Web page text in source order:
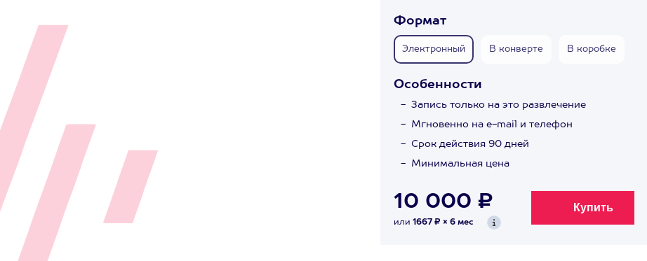
Формат
Электронный В конверте В коробке
Особенности
Запись только на это развлечение
Мгновенно на e-mail и телефон
Срок действия 90 дней
Минимальная цена
10 000 ₽
или 1667 ₽ × 6 мес